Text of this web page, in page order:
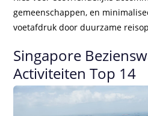
gemeenschappen, en
voetafdruk door duurzame
Singapore
Activiteiten Top 14